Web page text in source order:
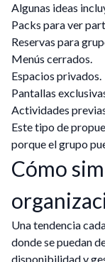
Algunas ideas
Packs para ver
Reservas para
Menús cerrados.
Espacios privados.
Pantallas
Actividades
Este tipo de
porque el grupo
Cómo
Una tendencia
donde se puedan
disponibilidad y